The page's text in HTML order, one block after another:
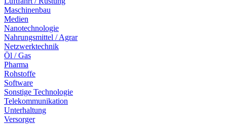
Maschinenbau
Medien
Nanotechnologie
Nahrungsmittel / Agrar
Netzwerktechnik
Öl / Gas
Pharma
Rohstoffe
Software
Sonstige Technologie
Telekommunikation
Unterhaltung
Versorger